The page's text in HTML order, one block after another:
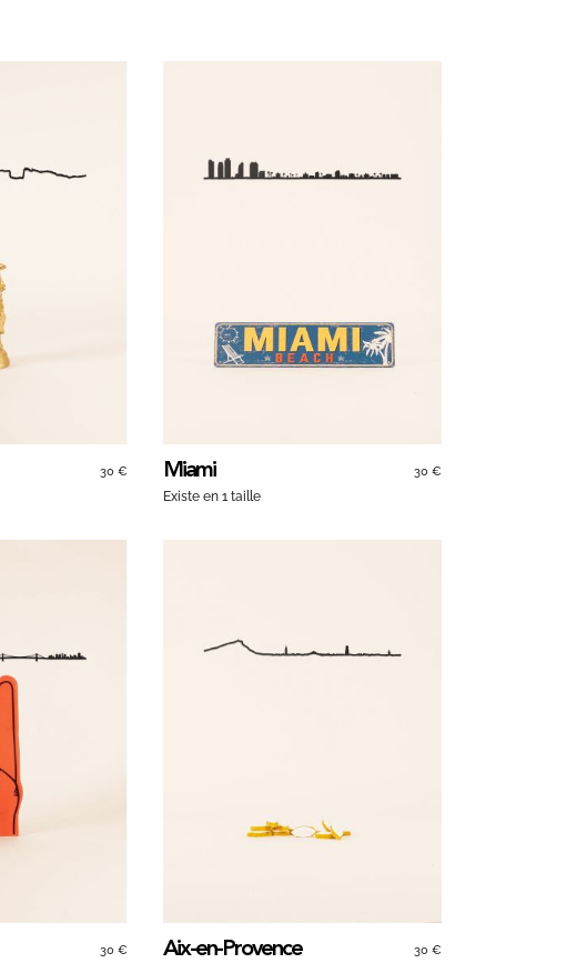
30 € Miami 30 €
Existe en 1 taille
30 € Aix-en-Provence 30 €